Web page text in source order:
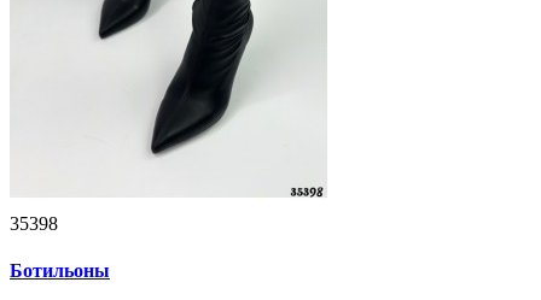
35398
Ботильоны